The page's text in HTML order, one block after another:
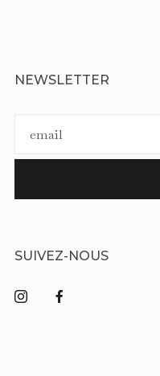
NEWSLETTER
SUIVEZ-NOUS